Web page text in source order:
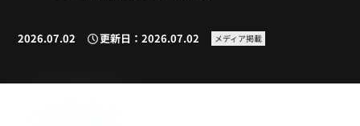
2026.07.02 更新日：2026.07.02 メディア掲載